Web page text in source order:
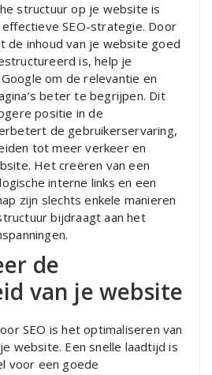
structuur op je website is
SEO-strategie. Door
de inhoud van je website goed
is, help je
om de relevantie en
beter te begrijpen. Dit
positie in de
de gebruikerservaring,
tot meer verkeer en
Het creëren van een
interne links en een
zijn slechts enkele manieren
bijdraagt aan het
de
van je website
SEO is het optimaliseren van
website. Een snelle laadtijd is
voor een goede